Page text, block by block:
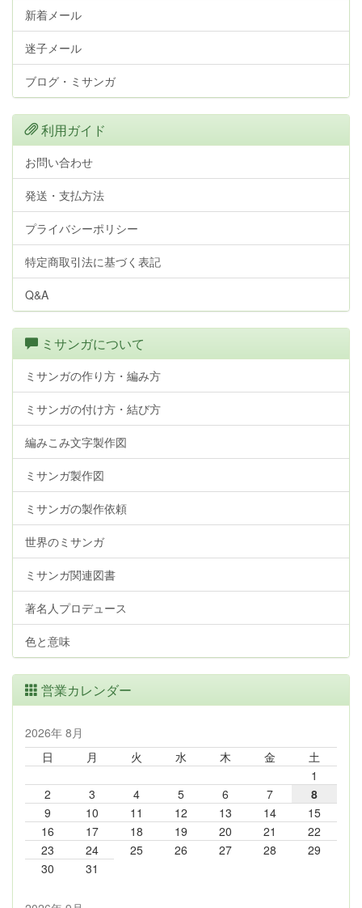
新着メール
迷子メール
ブログ・ミサンガ
利用ガイド
お問い合わせ
発送・支払方法
プライバシーポリシー
特定商取引法に基づく表記
Q&A
ミサンガについて
ミサンガの作り方・編み方
ミサンガの付け方・結び方
編みこみ文字製作図
ミサンガ製作図
ミサンガの製作依頼
世界のミサンガ
ミサンガ関連図書
著名人プロデュース
色と意味
営業カレンダー
2026年 8月
日
月 火 水 木 金
土
1
2
3 4 5 6 7
8
9
10 11 12 13 14
15
16
17 18 19 20 21
22
23
24 25 26 27 28
29
30
31